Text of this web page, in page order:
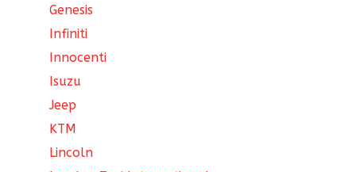
Genesis
Infiniti
Innocenti
Isuzu
Jeep
KTM
Lincoln